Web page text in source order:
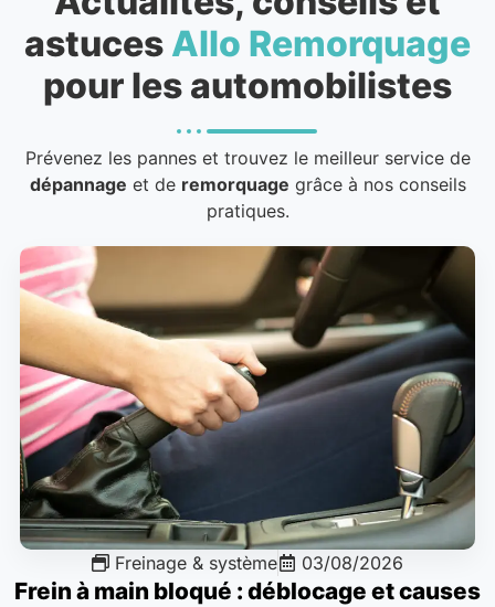
astuces Allo Remorquage
pour les automobilistes
Prévenez les pannes et trouvez le meilleur service de
dépannage et de remorquage grâce à nos conseils
pratiques.
Freinage & système 03/08/2026
Frein à main bloqué : déblocage et causes